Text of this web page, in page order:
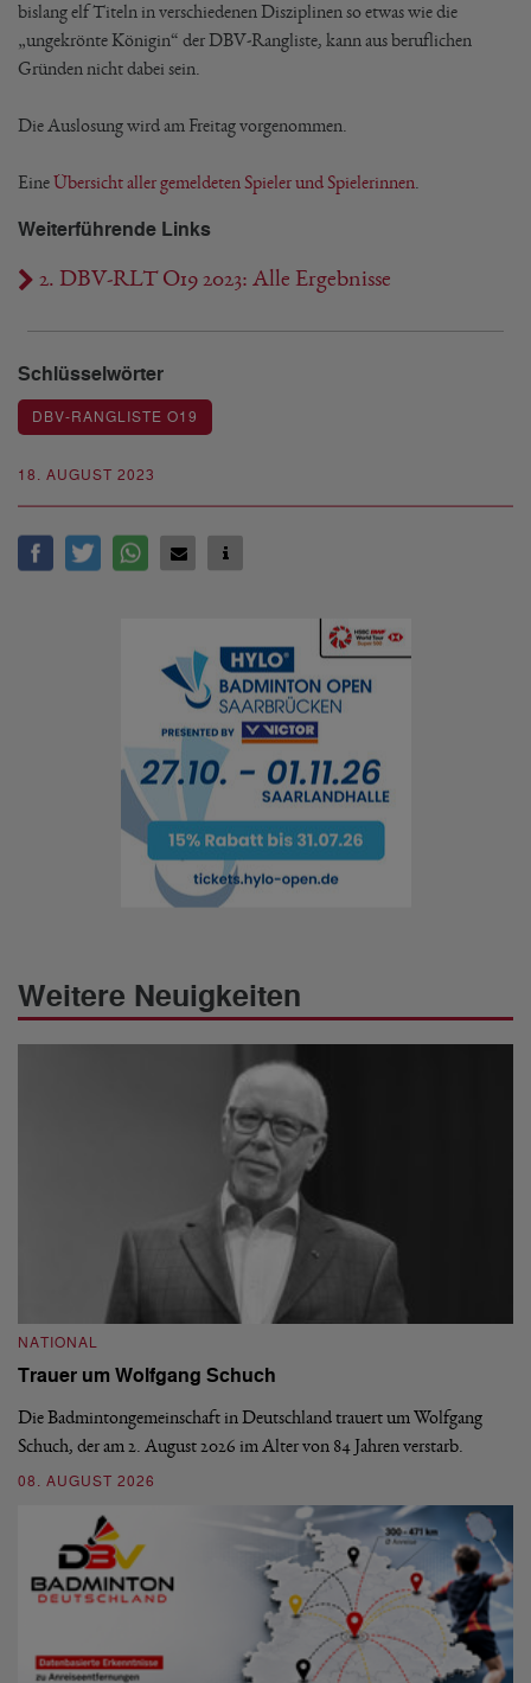
18. AUGUST 2023
bislang elf Titeln in verschiedenen Disziplinen so etwas wie die
„ungekrönte Königin“ der DBV-Rangliste, kann aus beruflichen
Gründen nicht dabei sein.
Die Auslosung wird am Freitag vorgenommen.
EineÜbersicht aller gemeldeten Spieler und Spielerinnen
Weiterführende Links
2. DBV-RLT O19 2023: Alle Ergebnisse
Schlüsselwörter
DBV-RANGLISTE O19
Weitere Neuigkeiten
NATIONAL
Trauer um Wolfgang Schuch
Die Badmintongemeinschaft in Deutschland trauert um Wolfgang
Schuch, der am 2. August 2026 im Alter von 84 Jahren verstarb.
08. AUGUST 2026